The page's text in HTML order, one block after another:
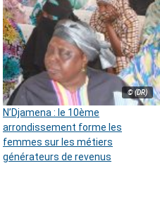
© (DR)
N’Djamena : le 10ème
arrondissement forme les
femmes sur les métiers
générateurs de revenus